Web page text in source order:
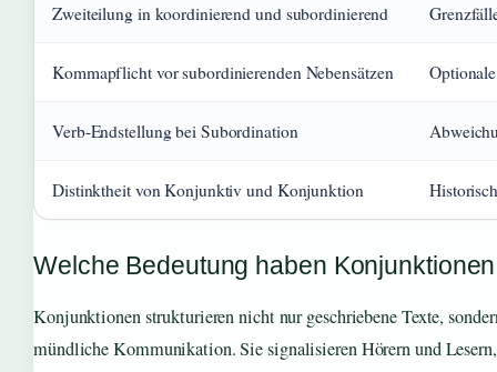
Zweiteilung in koordinierend und subordinierend
Kommapflicht vor subordinierenden Nebensätzen
Verb-Endstellung bei Subordination
Distinktheit von Konjunktiv und Konjunktion
Welche Bedeutung haben
Konjunktionen strukturieren nicht nur geschriebene Texte,
mündliche Kommunikation. Sie signalisieren Hörern und